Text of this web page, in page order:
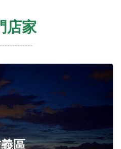
店家
區